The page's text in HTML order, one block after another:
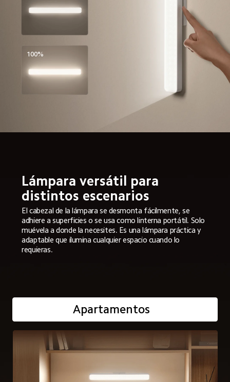
100%
Lámpara versátil para
distintos escenarios
El cabezal de la lámpara se desmonta fácilmente, se
adhiere a superficies o se usa como linterna portátil. Solo
muévela a donde la necesites. Es una lámpara práctica y
adaptable que ilumina cualquier espacio cuando lo
requieras.
Apartamentos